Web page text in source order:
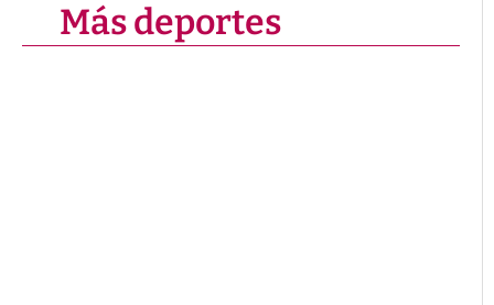
Más deportes